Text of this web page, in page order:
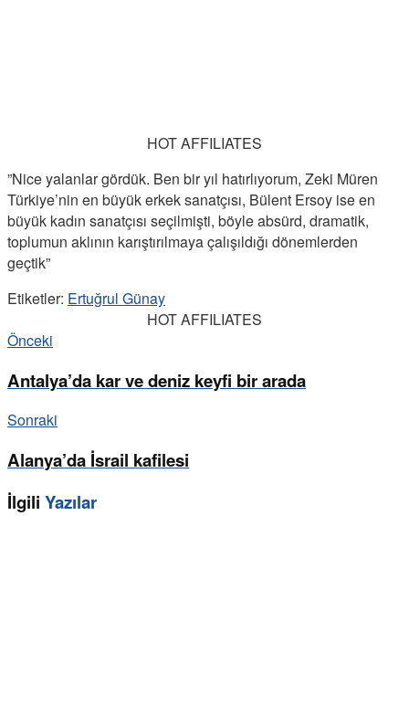
HOT AFFILIATES
”Nice yalanlar gördük. Ben bir yıl hatırlıyorum, Zeki Müren
Türkiye’nin en büyük erkek sanatçısı, Bülent Ersoy ise en
büyük kadın sanatçısı seçilmişti, böyle absürd, dramatik,
toplumun aklının karıştırılmaya çalışıldığı dönemlerden
geçtik”
Etiketler: Ertuğrul Günay
HOT AFFILIATES
Önceki
Antalya’da kar ve deniz keyfi bir arada
Sonraki
Alanya’da İsrail kafilesi
İlgili Yazılar